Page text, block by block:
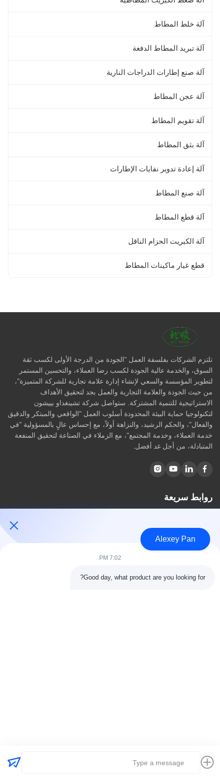
آلة خلط المطاط
آلة تبريد المطاط الدفعة
آلة صنع إطارات الدراجات النارية
آلة عجن المطاط
آلة تقويم المطاط
آلة بثق المطاط
آلة إعادة تدوير نفايات الإطارات
آلة صنع المطاط
آلة قطع المطاط
آلة الكبريت الحزام الناقل
قطع غيار ماكينات المطاط
تلتزم الشركات بفلسفة العمل "الجودة من الدرجة الأولى لكسب ثقة
السوق، والخدمة عالية الجودة لكسب رضا العملاء، والتحسين المستمر
لتطوير المؤسسة والسعي لإنشاء إدارة علامة تجارية للشركة المتميزة"،
من حيث الجودة والعلامة التجارية والعمل بجد لتحقيق الأهداف
الاستراتيجية للتنمية المشتركة. ستواصل شركة تشينغداو بييشون
لتكنولوجيا حماية البيئة المحدودة أسلوب العمل "الواقعي والمبتكر والدقيق
والفعال"، والحكم الرشيد، والنزاهة أولاً، مع إحساس عالٍ بالمسؤولية "في
خدمة العملاء، وخدمة المجتمع"، مع الزملاء في الصناعة لتحقيق المنفعة
المتبادلة، من أجل غد أفضل.
روابط سريعة
معلومات عنا
المنتجات
اتصل بنا
فئات
Technology Co.,Ltd. . كل الحقوق محفوظة. |
Alexey Pan
7:02 PM
Good day, what product are you looking for?